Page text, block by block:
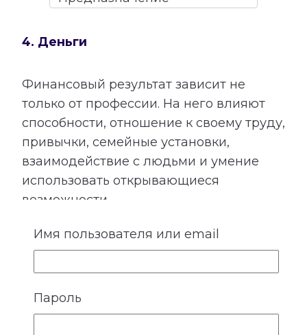
4. Деньги
Финансовый результат зависит не
только от профессии. На него влияют
способности, отношение к своему труду,
привычки, семейные установки,
взаимодействие с людьми и умение
использовать открывающиеся
возможности.
Расшифровка категории «Деньги»
показывает подходящие направления
деятельности, качества, необходимые
для успеха, возможные причины
лишних расходов, внутренние
Имя пользователя или email
Пароль